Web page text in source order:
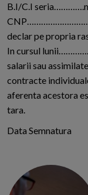
B.I/C.I
declar pe propria
In cursul
salarii sau
contracte
aferenta acestora
tara.
Data Semnatura